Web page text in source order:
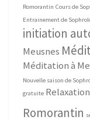
Romorantin Cours de
Entrainement de
initiation
Meusnes
Méditation à
Nouvelle saison de
gratuite
Romorantin